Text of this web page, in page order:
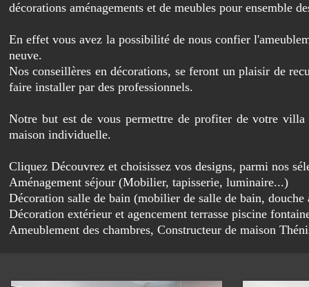
décorations aménagements et de meubles pour ensemble
En effet vous avez la possibilité de nous confier
neuve.
Nos conseillères en décorations, se feront un plaisir de
faire installer par des professionnels.
Notre but est de vous permettre de profiter de votre
maison individuelle.
Cliquez Découvrez et choisissez vos designs, parmi nos
Aménagement séjour (Mobilier, tapisserie, luminaire...)
Décoration salle de bain (mobilier de salle de bain,
Décoration extérieur et agencement terrasse piscine
Ameublement des chambres, Constructeur de maison